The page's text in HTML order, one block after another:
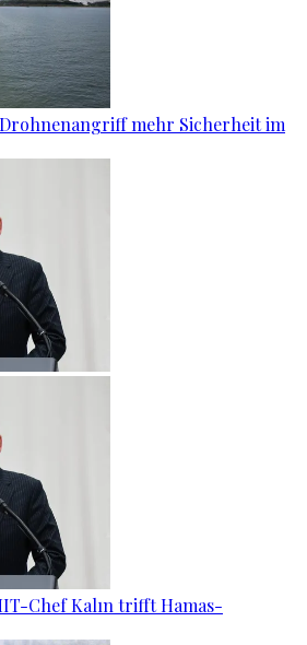
mehr Sicherheit im
Chef Kalın trifft Hamas-